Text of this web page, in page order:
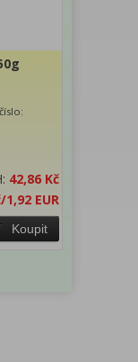
42,86 Kč
/1,92 EUR
Koupit